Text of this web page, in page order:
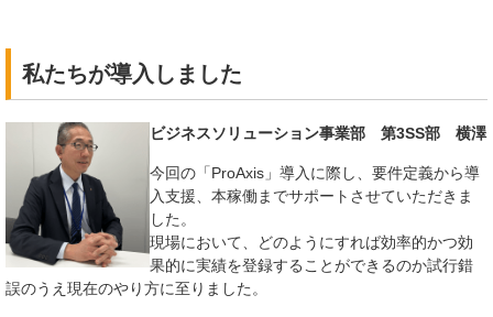
私たちが導入しました
ビジネスソリューション事業部 第3SS部 横澤
今回の「ProAxis」導入に際し、要件定義から導
入支援、本稼働までサポートさせていただきま
した。
現場において、どのようにすれば効率的かつ効
果的に実績を登録することができるのか試行錯
誤のうえ現在のやり方に至りました。